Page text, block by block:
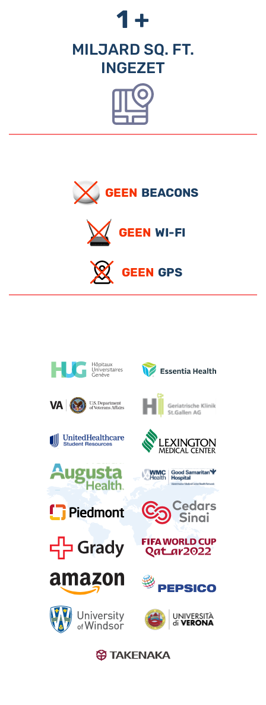
1 +
MILJARD SQ. FT.
INGEZET
GEEN BEACONS
GEEN WI-FI
GEEN GPS